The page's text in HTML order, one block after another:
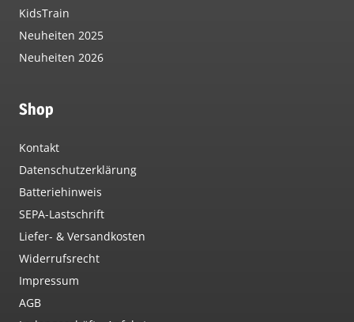
KidsTrain
Neuheiten 2025
Neuheiten 2026
Shop
Kontakt
Datenschutzerklärung
Batteriehinweis
SEPA-Lastschrift
Liefer- & Versandkosten
Widerrufsrecht
Impressum
AGB